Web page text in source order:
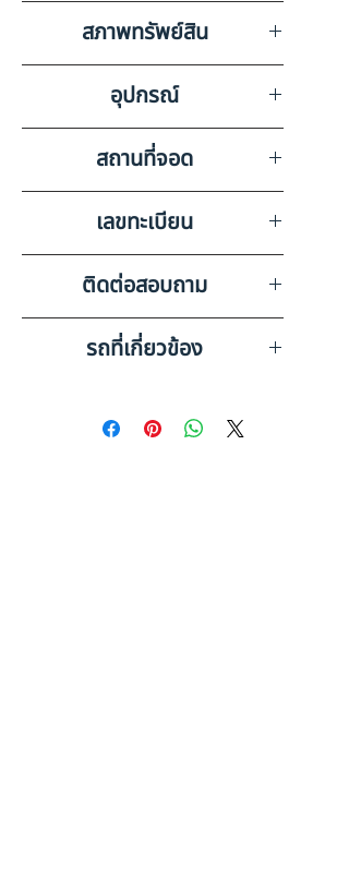
694910
สภาพทรัพย์สิน
กระจกหน้าแตกร้าวทั้งบาน+แผง
ไฟท้ายไม่มี หัวเก๋งยกไม่ได้ กระจก
ประตูซ้าย-ขวา เปิด-ปิดไม่ได้
อุปกรณ์
แอร์,วิทยุเทป,ลำโพง,แบตเตอรี่
FB(เสีย),กะทะล้อ 12 วง
สถานที่จอด
บริษัท สยามอินเตอร์การประมูล
จำกัด ชลบุรี
เลขทะเบียน
68-5025 กรุงเทพมหานคร
ติดต่อสอบถาม
เบอร์ติดต่อฝ่ายขาย 098-253-
5968 หรือ 061-386-4375
รถที่เกี่ยวข้อง
6610253